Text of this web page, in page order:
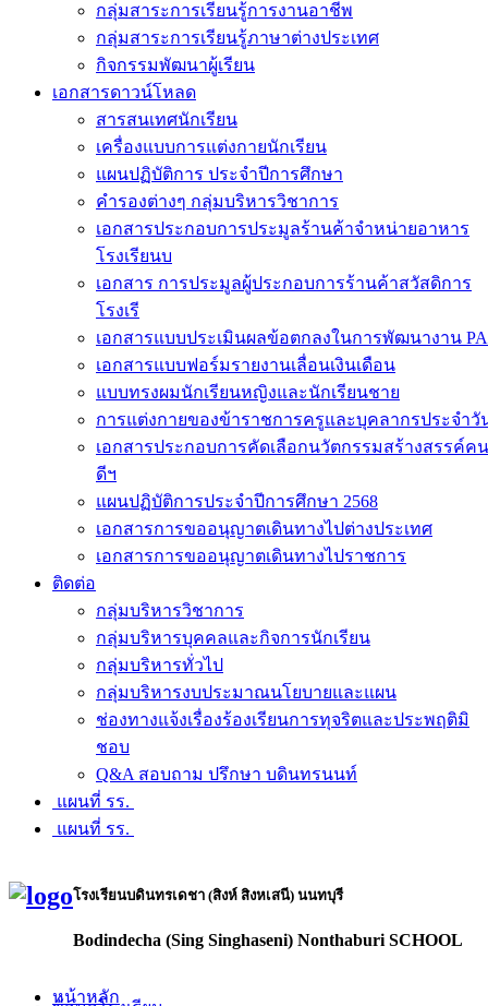
กลุ่มสาระการเรียนรู้การงานอาชีพ
กลุ่มสาระการเรียนรู้ภาษาต่างประเทศ
กิจกรรมพัฒนาผู้เรียน
เอกสารดาวน์โหลด
สารสนเทศนักเรียน
เครื่องแบบการแต่งกายนักเรียน
แผนปฏิบัติการ ประจำปีการศึกษา
คำรองต่างๆ กลุ่มบริหารวิชาการ
เอกสารประกอบการประมูลร้านค้าจำหน่ายอาหาร
โรงเรียนบ
เอกสาร การประมูลผู้ประกอบการร้านค้าสวัสดิการ
โรงเรี
เอกสารแบบประเมินผลข้อตกลงในการพัฒนางาน PA
เอกสารแบบฟอร์มรายงานเลื่อนเงินเดือน
แบบทรงผมนักเรียนหญิงและนักเรียนชาย
การแต่งกายของข้าราชการครูและบุคลากรประจำวั
เอกสารประกอบการคัดเลือกนวัตกรรมสร้างสรรค์คน
ดีฯ
แผนปฏิบัติการประจำปีการศึกษา 2568
เอกสารการขออนุญาตเดินทางไปต่างประเทศ
เอกสารการขออนุญาตเดินทางไปราชการ
ติดต่อ
กลุ่มบริหารวิชาการ
กลุ่มบริหารบุคคลและกิจการนักเรียน
กลุ่มบริหารทั่วไป
กลุ่มบริหารงบประมาณนโยบายและแผน
ช่องทางแจ้งเรื่องร้องเรียนการทุจริตและประพฤติมิ
ชอบ
Q&A สอบถาม ปรึกษา บดินทรนนท์
แผนที่ รร.
แผนที่ รร.
โรงเรียนบดินทรเดชา (สิงห์ สิงหเสนี) นนทบุรี
Bodindecha (Sing Singhaseni) Nonthaburi SCHOOL
หน้าหลัก